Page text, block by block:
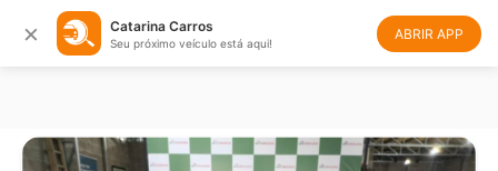
× Catarina Carros
Seu próximo veículo está aqui!
ABRIR APP
Ordenar